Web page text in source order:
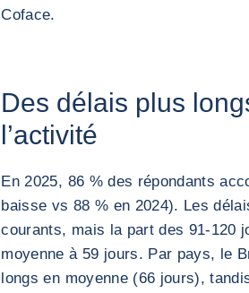
Coface.
Des délais plus
l’activité
En 2025, 86 % des répondants
baisse vs 88 % en 2024). Les
courants, mais la part des 91-120
moyenne à 59 jours. Par pays, le
longs en moyenne (66 jours),